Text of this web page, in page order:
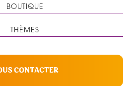
BOUTIQUE
THÈMES
CONTACTER